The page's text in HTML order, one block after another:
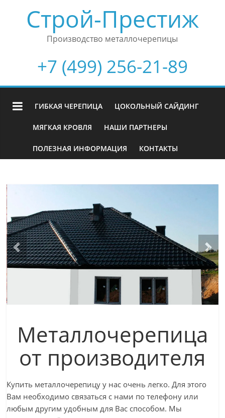
Строй-Престиж
Производство металлочерепицы
+7 (499) 256-21-89
ГИБКАЯ ЧЕРЕПИЦА ЦОКОЛЬНЫЙ САЙДИНГ
МЯГКАЯ КРОВЛЯ НАШИ ПАРТНЕРЫ
ПОЛЕЗНАЯ ИНФОРМАЦИЯ КОНТАКТЫ
Металлочерепица
от производителя
Купить металлочерепицу у нас очень легко. Для этого
Вам необходимо связаться с нами по телефону или
любым другим удобным для Вас способом. Мы